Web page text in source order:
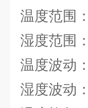
温度范围
湿度范围
温度波动
湿度波动